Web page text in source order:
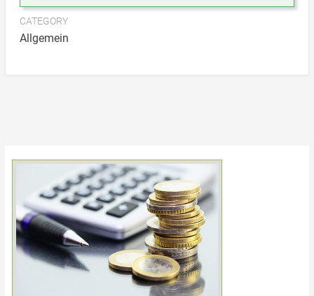
CATEGORY
Allgemein